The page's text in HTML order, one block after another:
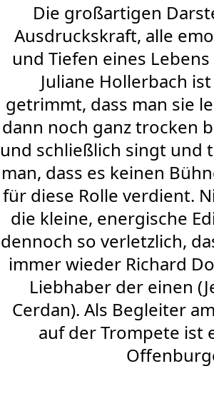
Die großartigen
Ausdruckskraft, alle
und Tiefen eines
Juliane Hollerbach
getrimmt, dass man sie
dann noch ganz trocken
und schließlich singt und
man, dass es keinen
für diese Rolle verdient.
die kleine, energische
dennoch so verletzlich,
immer wieder Richard
Liebhaber der einen
Cerdan). Als Begleiter
auf der Trompete ist